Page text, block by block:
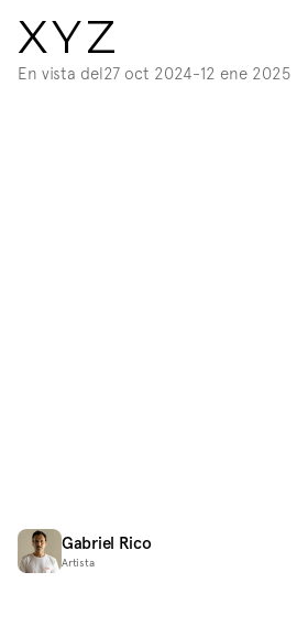
XYZ
En vista del27 oct 2024-12 ene 2025
Gabriel Rico
Artista